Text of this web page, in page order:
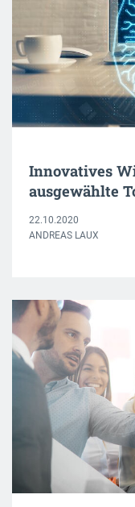
Innovatives
ausgewählte
22.10.2020
ANDREAS LAUX